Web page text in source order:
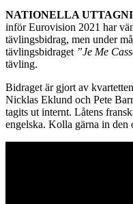
NATIONELLA
inför Eurovision 2021 har
tävlingsbidrag, men under
tävlingsbidraget ”Je Me
tävling.
Bidraget är gjort av
Nicklas Eklund och Pete
tagits ut internt. Låtens
engelska. Kolla gärna in